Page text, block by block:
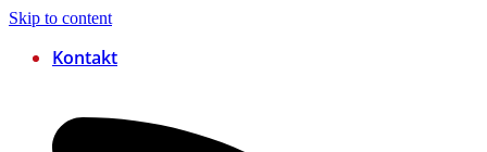
Skip to content
Kontakt